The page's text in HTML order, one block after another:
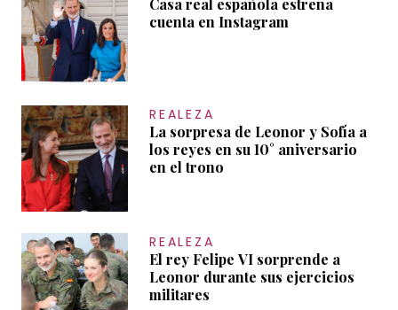
Casa real española estrena
cuenta en Instagram
REALEZA
La sorpresa de Leonor y Sofía a
los reyes en su 10° aniversario
en el trono
REALEZA
El rey Felipe VI sorprende a
Leonor durante sus ejercicios
militares